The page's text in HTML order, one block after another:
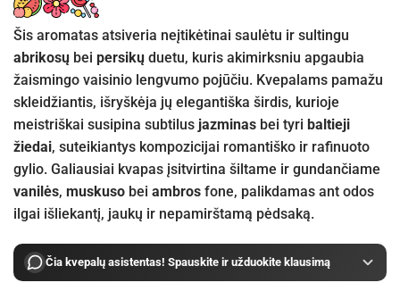
Šis aromatas atsiveria neįtikėtinai saulėtu ir sultingu
abrikosų bei persikų duetu, kuris akimirksniu apgaubia
žaismingo vaisinio lengvumo pojūčiu. Kvepalams pamažu
skleidžiantis, išryškėja jų elegantiška širdis, kurioje
meistriškai susipina subtilus jazminas bei tyri baltieji
žiedai, suteikiantys kompozicijai romantiško ir rafinuoto
gylio. Galiausiai kvapas įsitvirtina šiltame ir gundančiame
vanilės, muskuso bei ambros fone, palikdamas ant odos
ilgai išliekantį, jaukų ir nepamirštamą pėdsaką.
Čia kvepalų asistentas! Spauskite ir užduokite klausimą